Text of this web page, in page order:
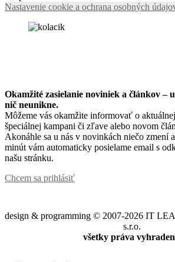
Nastavenie cookie a ochrana osobných
Okamžité zasielanie noviniek a článkov – u
nič neunikne.
Môžeme vás okamžite informovať o
špeciálnej kampani či zľave alebo novom
Akonáhle sa u nás v novinkách niečo zmení
minút vám automaticky posielame email s
našu stránku.
Chcem sa prihlásiť
design & programming © 2007-2026 IT
s.r.o.
všetky práva